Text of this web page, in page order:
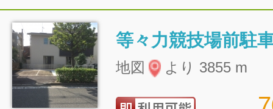
等々力競技場前駐
地図 より 3855 m